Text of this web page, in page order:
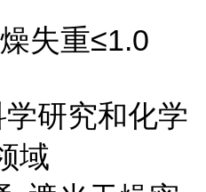
失重≤1.0
研究和化学
域